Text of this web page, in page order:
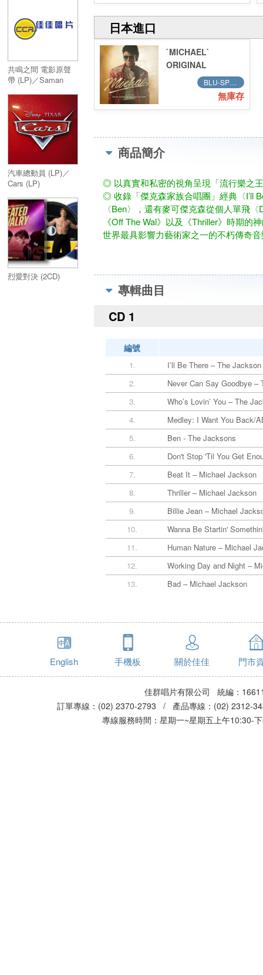
共鳴之間 電影原聲
帶 (LP)／Saman
汽車總動員 (LP)／
Cars (LP)
烈愛對決 (2CD)
日本進口
`MICHAEL`
ORIGINAL
SOUNDTRACK
(BLU-SPEC
CD2+BOOKLET)
BLU-SPEC
無庫存
商品簡介
◎ 以真實和私密的視角呈現「流行樂之
◎ 收錄「傑克森家族合唱團」經典〈I’ll
〈Ben〉，還有麥可傑克森從個人單飛
《Off The Wal》以及《Thriller》時期
世界最具影響力藝術家之一的不朽傳奇
專輯曲目
CD 1
編號
1.
I’ll Be There – The
2.
Never Can Say Goodbye –
3.
Who’s Lovin’ You – The
4.
Medley: I Want You Back/
5.
Ben - The Jacksons
6.
Don't Stop 'Til You Get
7.
Beat It – Michael Jackson
8.
Thriller – Michael Jackson
9.
Billie Jean – Michael
10.
Wanna Be Startin'
11.
Human Nature – Michael
12.
Working Day and Night –
13.
Bad – Michael Jackson
English 手機板 關於佳佳 門市
佳群唱片有限公司 統編：
訂單專線：(02) 2370-2793 / 產品專線：(02)
專線服務時間：星期一~星期五上午10:30-